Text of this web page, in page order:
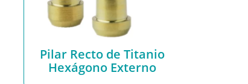
Pilar Recto de Titanio
Hexágono Externo